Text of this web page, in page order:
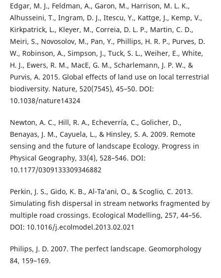
Edgar, M. J., Feldman, A., Garon, M., Harrison, M. L. K.,
Alhusseini, T., Ingram, D. J., Itescu, Y., Kattge, J., Kemp, V.,
Kirkpatrick, L., Kleyer, M., Correia, D. L. P., Martin, C. D.,
Meiri, S., Novosolov, M., Pan, Y., Phillips, H. R. P., Purves, D.
W., Robinson, A., Simpson, J., Tuck, S. L., Weiher, E., White,
H. J., Ewers, R. M., MacE, G. M., Scharlemann, J. P. W., &
Purvis, A. 2015. Global effects of land use on local terrestrial
biodiversity. Nature, 520(7545), 45–50. DOI:
10.1038/nature14324
Newton, A. C., Hill, R. A., Echeverría, C., Golicher, D.,
Benayas, J. M., Cayuela, L., & Hinsley, S. A. 2009. Remote
sensing and the future of landscape Ecology. Progress in
Physical Geography, 33(4), 528–546. DOI:
10.1177/0309133309346882
Perkin, J. S., Gido, K. B., Al-Ta’ani, O., & Scoglio, C. 2013.
Simulating fish dispersal in stream networks fragmented by
multiple road crossings. Ecological Modelling, 257, 44–56.
DOI: 10.1016/j.ecolmodel.2013.02.021
Philips, J. D. 2007. The perfect landscape. Geomorphology
84, 159–169.